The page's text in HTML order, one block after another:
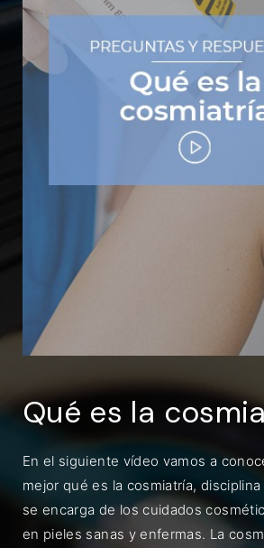
Qué es la
En el siguiente vídeo vamos a
mejor qué es la cosmiatría,
se encarga de los cuidados
en pieles sanas y enfermas. La
ENTRAR
Recuérdame